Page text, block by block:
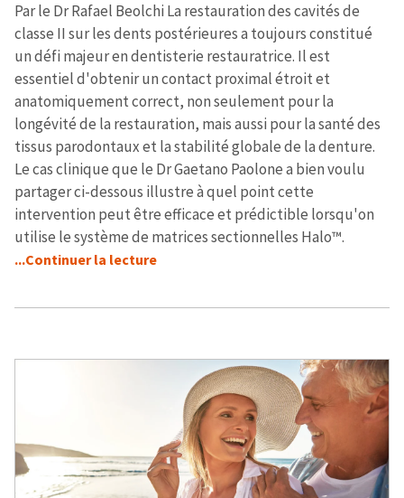
Par le Dr Rafael Beolchi La restauration des cavités de
classe II sur les dents postérieures a toujours constitué
un défi majeur en dentisterie restauratrice. Il est
essentiel d'obtenir un contact proximal étroit et
anatomiquement correct, non seulement pour la
longévité de la restauration, mais aussi pour la santé des
tissus parodontaux et la stabilité globale de la denture.
Le cas clinique que le Dr Gaetano Paolone a bien voulu
partager ci-dessous illustre à quel point cette
intervention peut être efficace et prédictible lorsqu'on
utilise le système de matrices sectionnelles Halo™.
...Continuer la lecture